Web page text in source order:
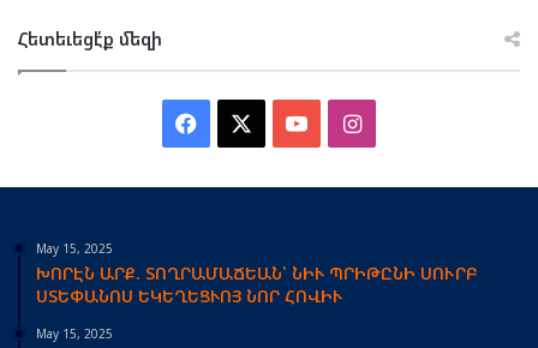
Հետեւեցէ՛ք մեզի
Facebook YouTubeInstagram
May 15, 2025
ԽՈՐԷՆ ԱՐՔ. ՏՈՂՐԱՄԱՃԵԱՆ՝ ՆԻՒ ՊՐԻԹԸՆԻ ՍՈՒՐԲ
ՍՏԵՓԱՆՈՍ ԵԿԵՂԵՑՒՈՅ ՆՈՐ ՀՈՎԻՒ
May 15, 2025